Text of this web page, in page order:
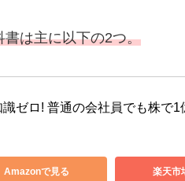
は主に以下の2つ。
識ゼロ! 普通の会社員でも株で
Amazonで見る 楽天市